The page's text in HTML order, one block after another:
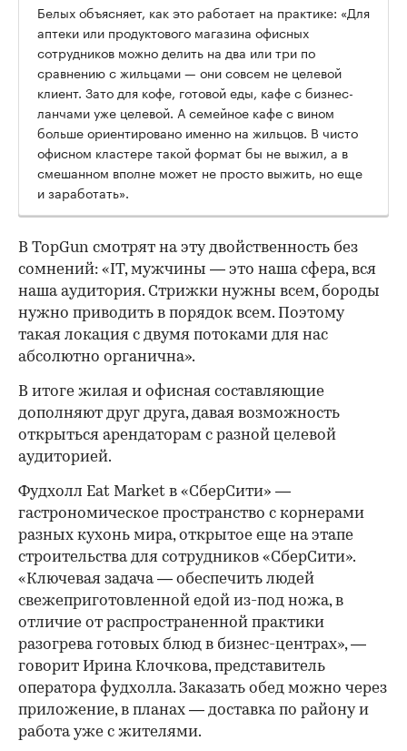
Белых объясняет, как это работает на практике: «Для
аптеки или продуктового магазина офисных
сотрудников можно делить на два или три по
сравнению с жильцами — они совсем не целевой
клиент. Зато для кофе, готовой еды, кафе с бизнес-
ланчами уже целевой. А семейное кафе с вином
больше ориентировано именно на жильцов. В чисто
офисном кластере такой формат бы не выжил, а в
смешанном вполне может не просто выжить, но еще
и заработать».
В TopGun смотрят на эту двойственность без
сомнений: «IT, мужчины — это наша сфера, вся
наша аудитория. Стрижки нужны всем, бороды
нужно приводить в порядок всем. Поэтому
такая локация с двумя потоками для нас
абсолютно органична».
В итоге жилая и офисная составляющие
дополняют друг друга, давая возможность
открыться арендаторам с разной целевой
аудиторией.
Фудхолл Eat Market в «СберСити» —
гастрономическое пространство с корнерами
разных кухонь мира, открытое еще на этапе
строительства для сотрудников «СберСити».
«Ключевая задача — обеспечить людей
свежеприготовленной едой из-под ножа, в
отличие от распространенной практики
разогрева готовых блюд в бизнес-центрах», —
говорит Ирина Клочкова, представитель
оператора фудхолла. Заказать обед можно через
приложение, в планах — доставка по району и
работа уже с жителями.